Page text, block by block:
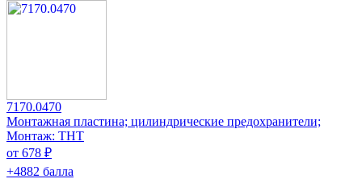
7170.0470
Монтажная пластина; цилиндрические предохранители;
Монтаж: THT
от 678 ₽
+4882 балла